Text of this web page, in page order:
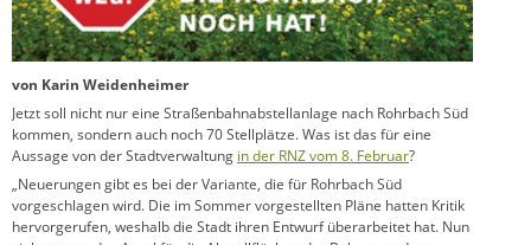
von Karin Weidenheimer
Jetzt soll nicht nur eine Straßenbahnabstellanlage nach Rohrbach Süd
kommen, sondern auch noch 70 Stellplätze. Was ist das für eine
Aussage von der Stadtverwaltung in der RNZ vom 8. Februar?
„Neuerungen gibt es bei der Variante, die für Rohrbach Süd
vorgeschlagen wird. Die im Sommer vorgestellten Pläne hatten Kritik
hervorgerufen, weshalb die Stadt ihren Entwurf überarbeitet hat. Nun